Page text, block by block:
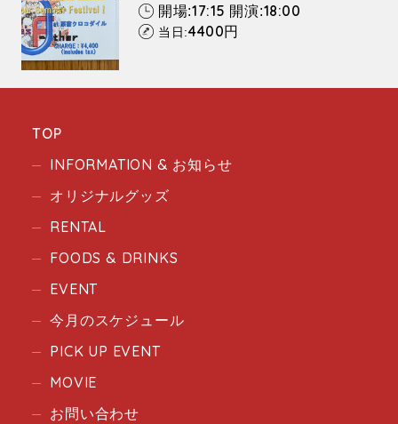
開場:17:15 開演:18:00
当日:4400円
TOP
INFORMATION & お知らせ
オリジナルグッズ
RENTAL
FOODS & DRINKS
EVENT
今月のスケジュール
PICK UP EVENT
MOVIE
お問い合わせ